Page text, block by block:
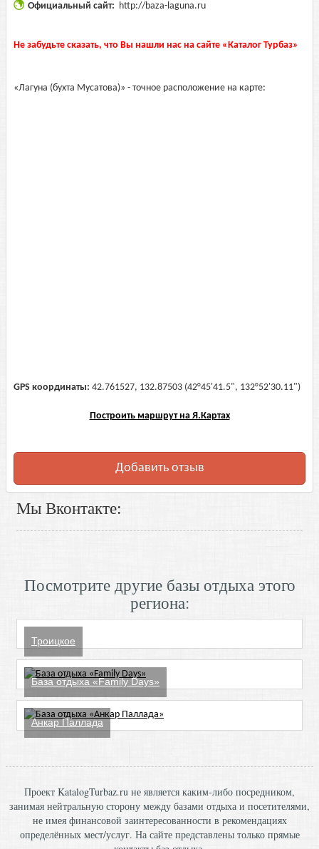
Официальный сайт: http://baza-laguna.ru
Не забудьте сказать, что Вы нашли нас на сайте «Каталог Турбаз»
«Лагуна (бухта Мусатова)» - точное расположение на карте:
GPS координаты: 42.761527, 132.87503 (42°45'41.5", 132°52'30.11")
Построить маршрут на Я.Картах
Добавить отзыв
Мы Вконтакте:
Посмотрите другие базы отдыха этого
региона:
Троицкое
База отдыха «Family Days»
Анкар Паллада
Проект KatalogTurbaz.ru не является каким-либо посредником,
занимая нейтральную сторону между базами отдыха и посетителями,
не имея финансовой заинтересованности в рекомендациях
определённых мест/услуг. На сайте представлены только прямые